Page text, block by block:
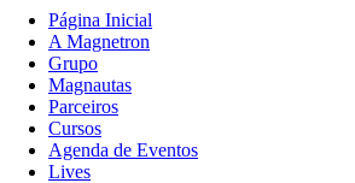
Página Inicial
A Magnetron
Grupo
Magnautas
Parceiros
Cursos
Agenda de Eventos
Lives